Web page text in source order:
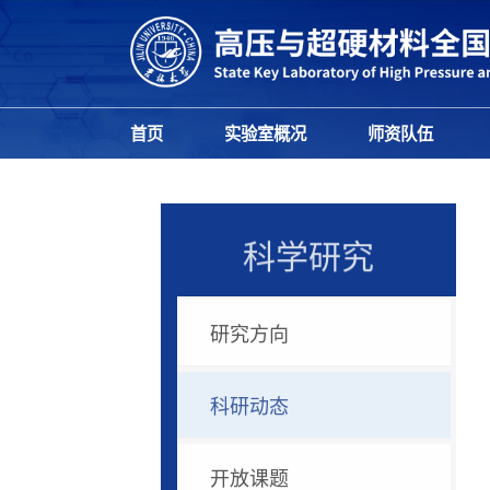
首页 实验室概况 师资队伍
科学研究
研究方向
科研动态
开放课题